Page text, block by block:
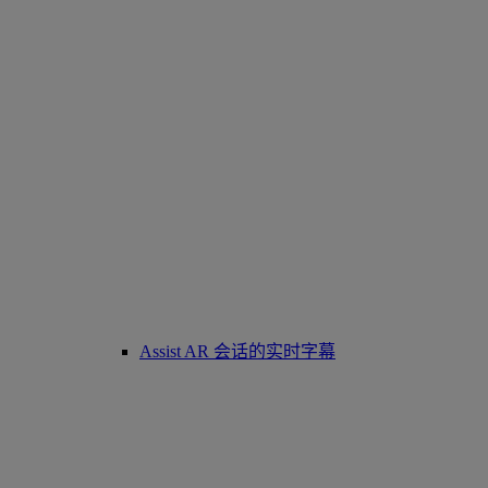
Assist AR 会话的实时字幕